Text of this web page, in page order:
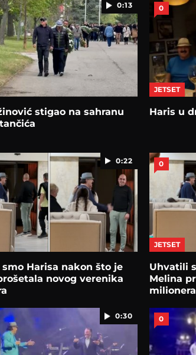
0:13
stigao na sahranu
0
JETSET
Haris u
0:22
Harisa nakon što je
novog verenika
0
JETSET
Uhvatili
Melina
milionera
0:30 0